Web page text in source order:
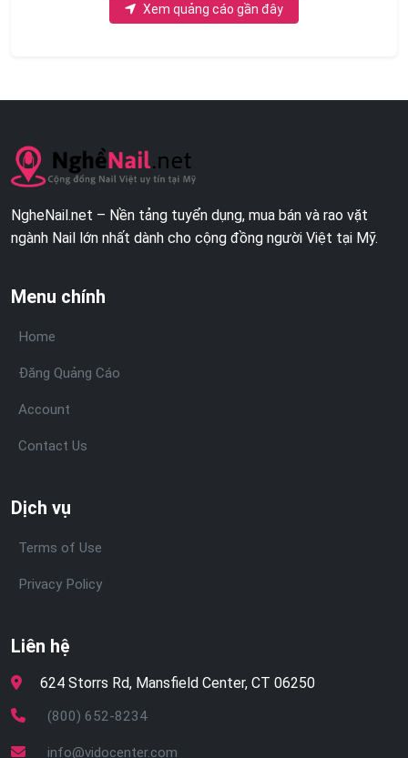
Xem quảng cáo gần đây
NgheNail.net – Nền tảng tuyển dụng, mua bán và rao vặt
ngành Nail lớn nhất dành cho cộng đồng người Việt tại Mỹ.
Menu chính
Home
Đăng Quảng Cáo
Account
Contact Us
Dịch vụ
Terms of Use
Privacy Policy
Liên hệ
624 Storrs Rd, Mansfield Center, CT 06250
(800) 652-8234
info@vidocenter.com